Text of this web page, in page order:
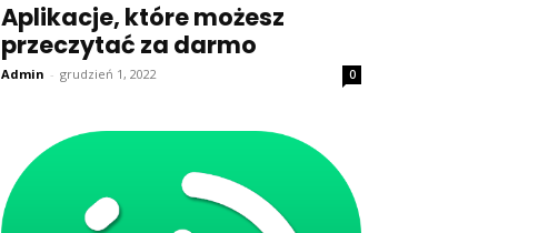
Aplikacje, które możesz
przeczytać za darmo
Admin - grudzień 1, 2022 0